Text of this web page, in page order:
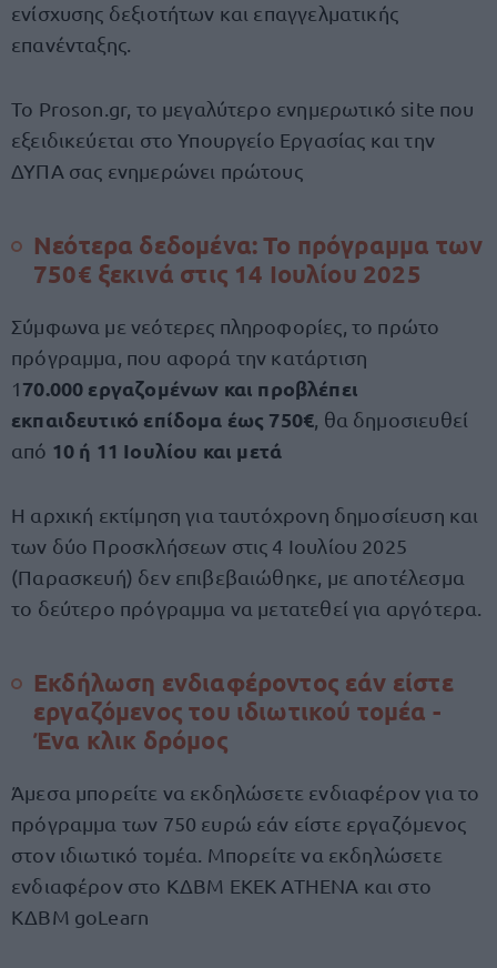
ενίσχυσης δεξιοτήτων και επαγγελματικής
επανένταξης.
Το Proson.gr, το μεγαλύτερο ενημερωτικό site που
εξειδικεύεται στο Υπουργείο Εργασίας και την
ΔΥΠΑ σας ενημερώνει πρώτους
Νεότερα δεδομένα: Το πρόγραμμα των
750€ ξεκινά στις 14 Ιουλίου 2025
Σύμφωνα με νεότερες πληροφορίες, το πρώτο
πρόγραμμα, που αφορά την κατάρτιση
170.000 εργαζομένων και προβλέπει
εκπαιδευτικό επίδομα έως 750€ , θα δημοσιευθεί
από 10 ή 11 Ιουλίου και μετά
Η αρχική εκτίμηση για ταυτόχρονη δημοσίευση και
των δύο Προσκλήσεων στις 4 Ιουλίου 2025
(Παρασκευή) δεν επιβεβαιώθηκε, με αποτέλεσμα
το δεύτερο πρόγραμμα να μετατεθεί για αργότερα.
Εκδήλωση ενδιαφέροντος εάν είστε
εργαζόμενος του ιδιωτικού τομέα -
Ένα κλικ δρόμος
Άμεσα μπορείτε να εκδηλώσετε ενδιαφέρον για το
πρόγραμμα των 750 ευρώ εάν είστε εργαζόμενος
στον ιδιωτικό τομέα. Μπορείτε να εκδηλώσετε
ενδιαφέρον στο ΚΔΒΜ ΕΚΕΚ ATHENA και στο
ΚΔΒΜ goLearn